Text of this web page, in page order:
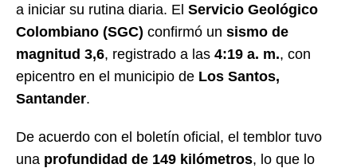
a iniciar su rutina diaria. El Servicio Geológico
Colombiano (SGC) confirmó un sismo de
magnitud 3,6, registrado a las 4:19 a. m., con
epicentro en el municipio de Los Santos,
Santander.
De acuerdo con el boletín oficial, el temblor tuvo
una profundidad de 149 kilómetros, lo que lo